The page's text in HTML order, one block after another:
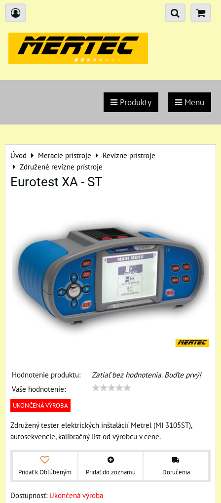
Produkty Menu
Úvod Meracie prístroje
Revízne prístroje
Združené revízne prístroje
Eurotest XA - ST
Hodnotenie produktu:
Zatiaľ bez hodnotenia. Buďte prvý!
Vaše hodnotenie:
UKONČENÁ VÝROBA
Združený tester elektrických inštalácií Metrel (MI 3105ST),
autosekvencie, kalibračný list od výrobcu v cene.
Pridať k Obľúbeným Pridať do zoznamu Doručenia
Dostupnosť: Ukončená výroba